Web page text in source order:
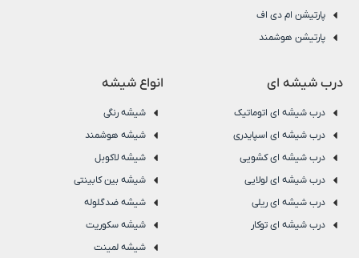
پارتیشن ام دی اف
پارتیشن هوشمند
درب شیشه ای
درب شیشه ای اتوماتیک
درب شیشه ای اسپایدری
درب شیشه ای کشویی
درب شیشه ای لولایی
درب شیشه ای ریلی
درب شیشه ای توکار
انواع شیشه
شیشه رنگی
شیشه هوشمند
شیشه لاکوبل
شیشه بین کابینتی
شیشه ضدگلوله
شیشه سکوریت
شیشه لمینت